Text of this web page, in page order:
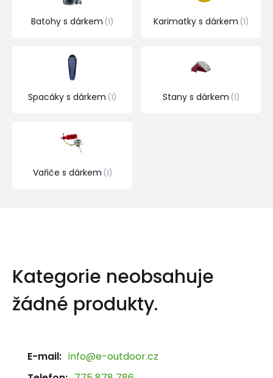
Batohy s dárkem 1 Karimatky s dárkem 1
Spacáky s dárkem 1 Stany s dárkem 1
Vařiče s dárkem 1
Kategorie neobsahuje
žádné produkty.
E-mail: info@e-outdoor.cz